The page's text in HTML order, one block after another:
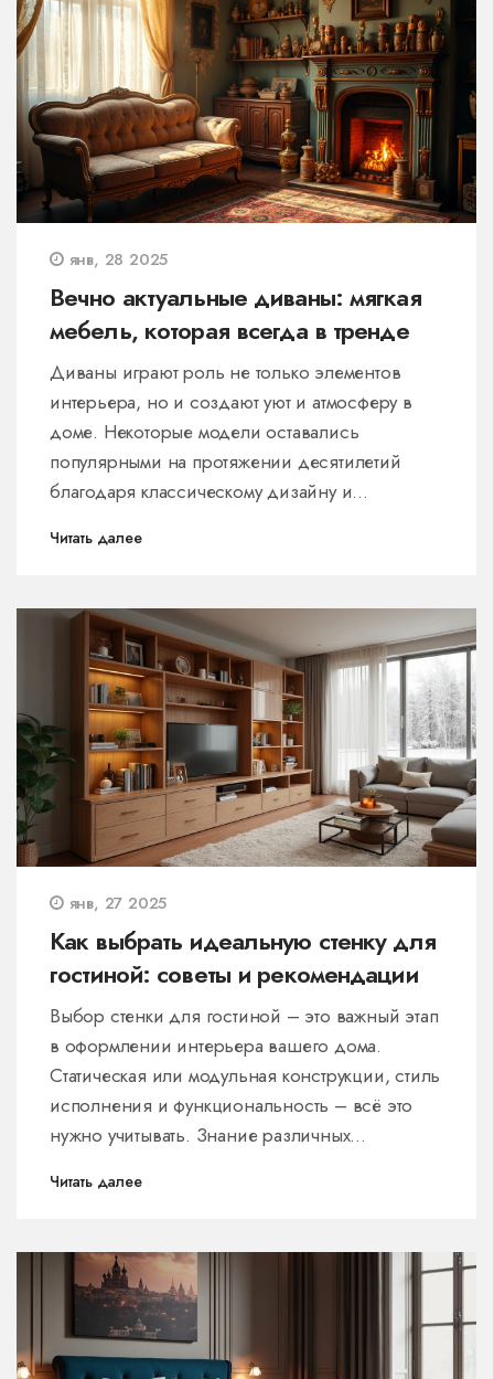
янв, 28 2025
Вечно актуальные диваны: мягкая
мебель, которая всегда в тренде
Диваны играют роль не только элементов
интерьера, но и создают уют и атмосферу в
доме. Некоторые модели оставались
популярными на протяжении десятилетий
благодаря классическому дизайну и
особенности мебели, которые удерживают её
неизменно модных диванов. Читатели также
узнают о том, как правильно комбинировать
диваны с другими элементами интерьера.
Читать далее
янв, 27 2025
Как выбрать идеальную стенку для
гостиной: советы и рекомендации
Выбор стенки для гостиной – это важный этап
в оформлении интерьера вашего дома.
Статическая или модульная конструкции, стиль
исполнения и функциональность – всё это
нужно учитывать. Знание различных
поможет создать уютное и гармоничное
чтобы сделать осознанный выбор и найти
идеальное решение для вашего жилища.
Читать далее